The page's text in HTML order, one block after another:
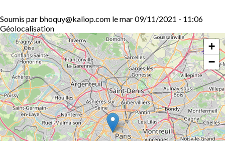
Soumis par bhoquy@kaliop.com lemar 09/11/2021 - 11:06
Géolocalisation
+
−